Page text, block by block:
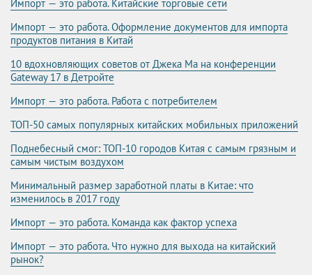
Импорт — это работа. Китайские торговые сети
Импорт — это работа. Оформление документов для импорта
продуктов питания в Китай
10 вдохновляющих советов от Джека Ма на конференции
Gateway 17 в Детройте
Импорт — это работа. Работа с потребителем
ТОП-50 самых популярных китайских мобильных приложений
Поднебесный смог: ТОП-10 городов Китая с самым грязным и
самым чистым воздухом
Минимальный размер заработной платы в Китае: что
изменилось в 2017 году
Импорт — это работа. Команда как фактор успеха
Импорт — это работа. Что нужно для выхода на китайский
рынок?